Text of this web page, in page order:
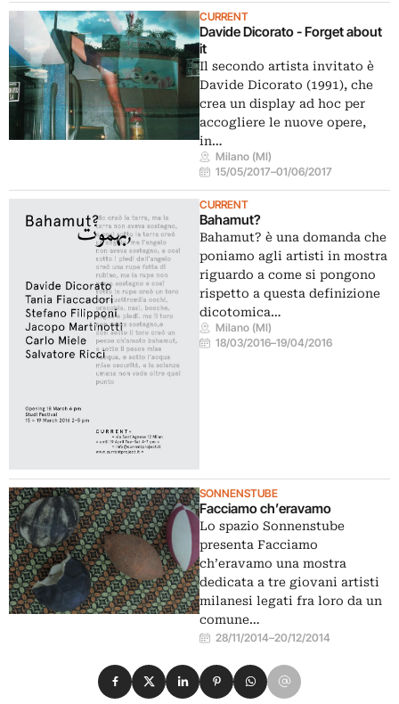
CURRENT
Davide Dicorato - Forget about
it
Il secondo artista invitato è
Davide Dicorato (1991), che
crea un display ad hoc per
accogliere le nuove opere,
in…
Milano (MI)
15/05/2017–01/06/2017
CURRENT
Bahamut?
Bahamut? è una domanda che
poniamo agli artisti in mostra
riguardo a come si pongono
rispetto a questa definizione
dicotomica…
Milano (MI)
18/03/2016–19/04/2016
SONNENSTUBE
Facciamo ch’eravamo
Lo spazio Sonnenstube
presenta Facciamo
ch’eravamo una mostra
dedicata a tre giovani artisti
milanesi legati fra loro da un
comune…
28/11/2014–20/12/2014
Condividi su Facebook
Condividi su X
Condividi su LinkedIn
Condividi su Pinterest
Condividi su WhatsApp
Condividi su Email